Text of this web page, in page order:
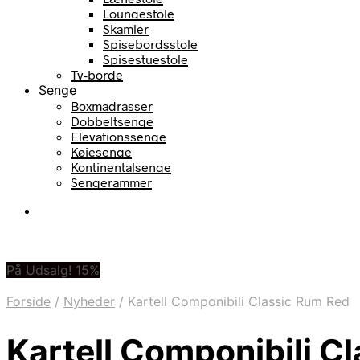
Loungestole
Skamler
Spisebordsstole
Spisestuestole
Tv-borde
Senge
Boxmadrasser
Dobbeltsenge
Elevationssenge
Køjesenge
Kontinentalsenge
Sengerammer
På Udsalg! 15%
Forside / Nyheder / Kartell Componibili Classic Rum Red
Kartell Componibili